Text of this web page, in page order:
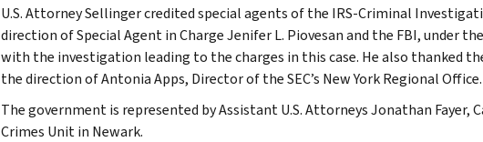
U.S. Attorney Sellinger credited special agents of the IRS-Criminal
direction of Special Agent in Charge Jenifer L. Piovesan and the FBI, under
with the investigation leading to the charges in this case. He also thanked
the direction of Antonia Apps, Director of the SEC’s New York Regional Office.
The government is represented by Assistant U.S. Attorneys Jonathan Fayer,
Crimes Unit in Newark.